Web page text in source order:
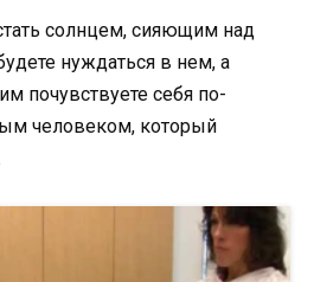
солнцем, сияющим над
нуждаться в нем, а
почувствуете себя по-
человеком, который